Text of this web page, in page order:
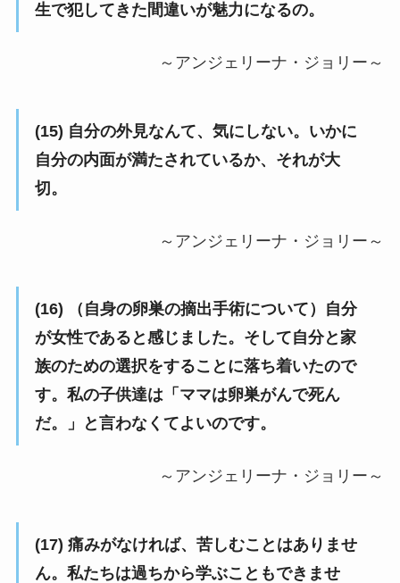
生で犯してきた間違いが魅力になるの。
～アンジェリーナ・ジョリー～
(15) 自分の外見なんて、気にしない。いかに
自分の内面が満たされているか、それが大
切。
～アンジェリーナ・ジョリー～
(16) （自身の卵巣の摘出手術について）自分
が女性であると感じました。そして自分と家
族のための選択をすることに落ち着いたので
す。私の子供達は「ママは卵巣がんで死ん
だ。」と言わなくてよいのです。
～アンジェリーナ・ジョリー～
(17) 痛みがなければ、苦しむことはありませ
ん。私たちは過ちから学ぶこともできませ